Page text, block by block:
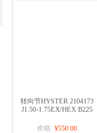
转向节HYSTER 2104173
J1.50-1.75EX/HEX B225
价格: ¥550.00